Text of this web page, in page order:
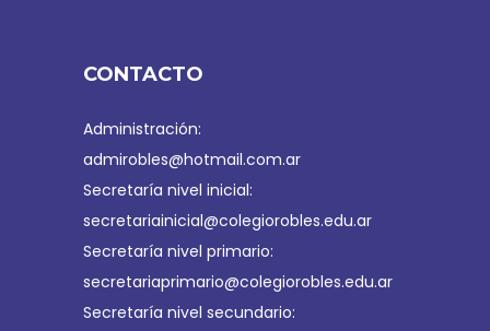
CONTACTO
Administración:
admirobles@hotmail.com.ar
Secretaría nivel inicial:
secretariainicial@colegiorobles.edu.ar
Secretaría nivel primario:
secretariaprimario@colegiorobles.edu.ar
Secretaría nivel secundario: